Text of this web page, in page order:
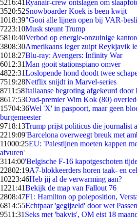
5216:41Ryanair-crew ontslagen om
3520:52Snowboarder Koek is been kwijt
1018:39"Gooi alle lijnen open bij VAR-
7223:10Musk steunt Trump
5810:40Verbod op energie-onzuinige
3808:30Amerikaans leger zuipt Reykjavik
1018:27Blu-ray: Avengers: Infinity War
6012:31Man gooit stationspiano omver
4822:31Loslopende hond doodt twee
7519:28Netflix snijdt in Marvel-series
8711:58Italiaanse begroting afgekeurd door
8617:53Oud-premier Wim Kok (80)
15704:36Wel 'X' in paspoort, maar geen
burgemeester
9718:13Trump prijst politicus die journalist
2219:09'Barcelona overweegt breuk met
11000:25EU: 'Palestijnen moeten kappen
afvuren'
3114:00'Belgische F-16 kapotgeschoten
22802:19A7-blokkeerders horen taak- en
10223:46Heb jij al de verwarming aan?
1221:41Bekijk de map van Fallout 76
2808:47F1: Hamilton op poleposition,
6814:55Echtpaar 'gegijzeld' door wet
9511:31 Seks met 'bakvis', OM eist 18